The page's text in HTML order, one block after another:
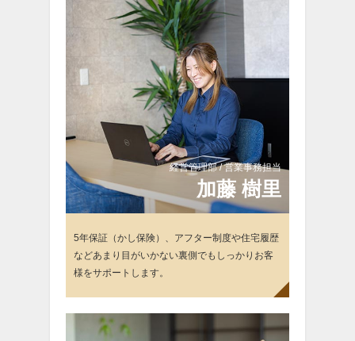
経営管理部 / 営業事務担当
加藤 樹里
5年保証（かし保険）、アフター制度や住宅履歴
などあまり目がいかない裏側でもしっかりお客
様をサポートします。